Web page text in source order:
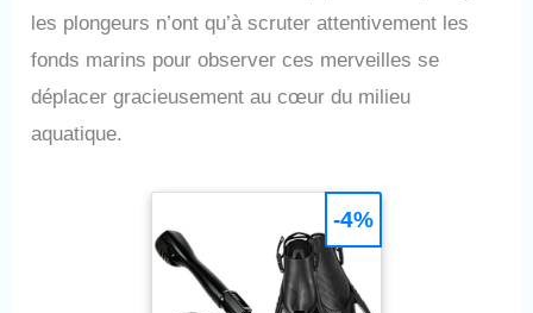
les plongeurs n’ont qu’à scruter attentivement les
fonds marins pour observer ces merveilles se
déplacer gracieusement au cœur du milieu
aquatique.
-4%